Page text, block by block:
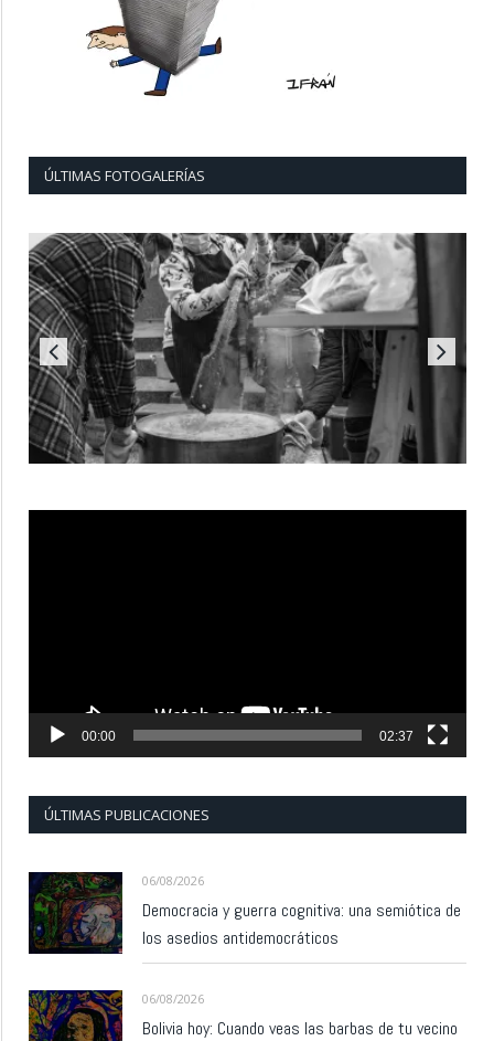
ÚLTIMAS FOTOGALERÍAS
00:00 02:37
ÚLTIMAS PUBLICACIONES
06/08/2026
Democracia y guerra cognitiva: una semiótica de
los asedios antidemocráticos
06/08/2026
Bolivia hoy: Cuando veas las barbas de tu vecino